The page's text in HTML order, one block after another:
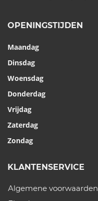
OPENINGSTIJDEN
Maandag
Dinsdag
Woensdag
Donderdag
Vrijdag
Zaterdag
Zondag
KLANTENSERVICE
Algemene voorwaarden